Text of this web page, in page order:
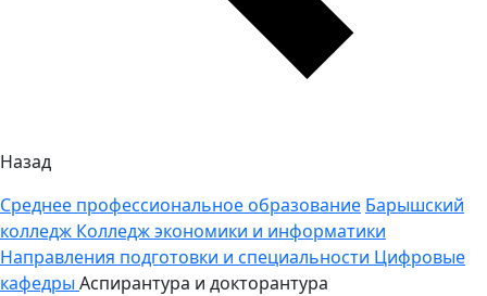
Назад
Среднее профессиональное образование Барышский
колледж Колледж экономики и информатики
Направления подготовки и специальности Цифровые
кафедры Аспирантура и докторантура